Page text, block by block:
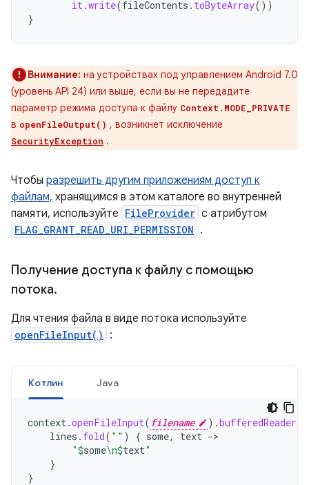
it.write(fileContents . toByteArray())
}
Внимание: на устройствах под управлением Android 7.0
(уровень API 24) или выше, если вы не передадите
параметр режима доступа к файлу Context.MODE_PRIVATE
в openFileOutput() , возникнет исключение
SecurityException .
Чтобы разрешить другим приложениям доступ к
файлам, хранящимся в этом каталоге во внутренней
памяти, используйте FileProvider с атрибутом
FLAG_GRANT_READ_URI_PERMISSION .
Получение доступа к файлу с помощью
потока.
Для чтения файла в виде потока используйте
openFileInput() :
Котлин Java
context.openFileInput( filename ).bufferedReader
lines . fold( "" ) { some, text ->
"$some\n$text"
}
}